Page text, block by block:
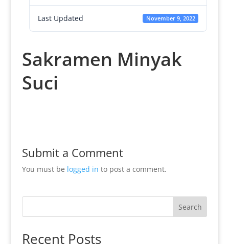
Last Updated November 9, 2022
Sakramen Minyak
Suci
Submit a Comment
You must be logged in to post a comment.
Search
Recent Posts